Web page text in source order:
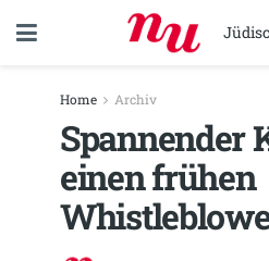
Home Archiv
Spannender
einen frühen